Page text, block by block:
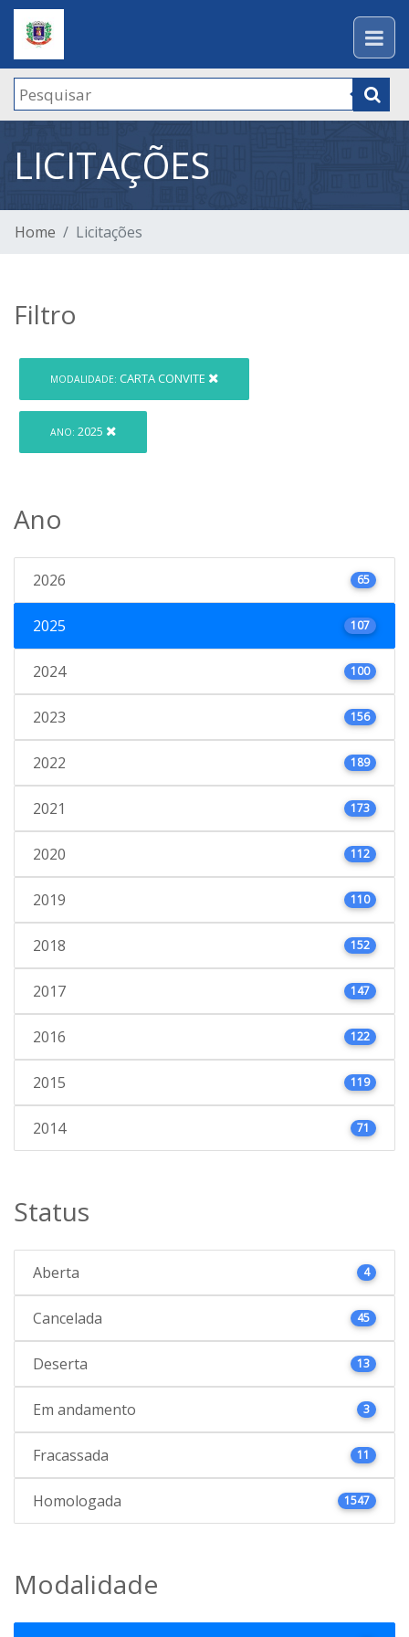
LICITAÇÕES
Home Licitações
Filtro
MODALIDADE: CARTA CONVITE
ANO: 2025
Ano
2026 65
2025 107
2024 100
2023 156
2022 189
2021 173
2020 112
2019 110
2018 152
2017 147
2016 122
2015 119
2014 71
Status
Aberta 4
Cancelada 45
Deserta 13
Em andamento 3
Fracassada 11
Homologada 1547
Modalidade